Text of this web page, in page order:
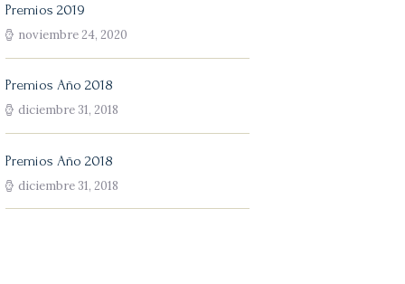
Premios 2019
noviembre 24, 2020
Premios Año 2018
diciembre 31, 2018
Premios Año 2018
diciembre 31, 2018